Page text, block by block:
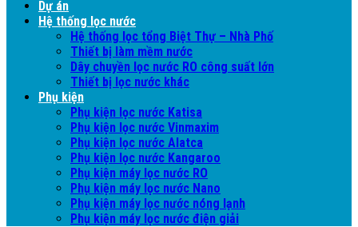
Dự án
Hệ thống lọc nước
Hệ thống lọc tổng Biệt Thự – Nhà Phố
Thiết bị làm mềm nước
Dây chuyền lọc nước RO công suất lớn
Thiết bị lọc nước khác
Phụ kiện
Phụ kiện lọc nước Katisa
Phụ kiện lọc nước Vinmaxim
Phụ kiện lọc nước Alatca
Phụ kiện lọc nước Kangaroo
Phụ kiện máy lọc nước RO
Phụ kiện máy lọc nước Nano
Phụ kiện máy lọc nước nóng lạnh
Phụ kiện máy lọc nước điện giải